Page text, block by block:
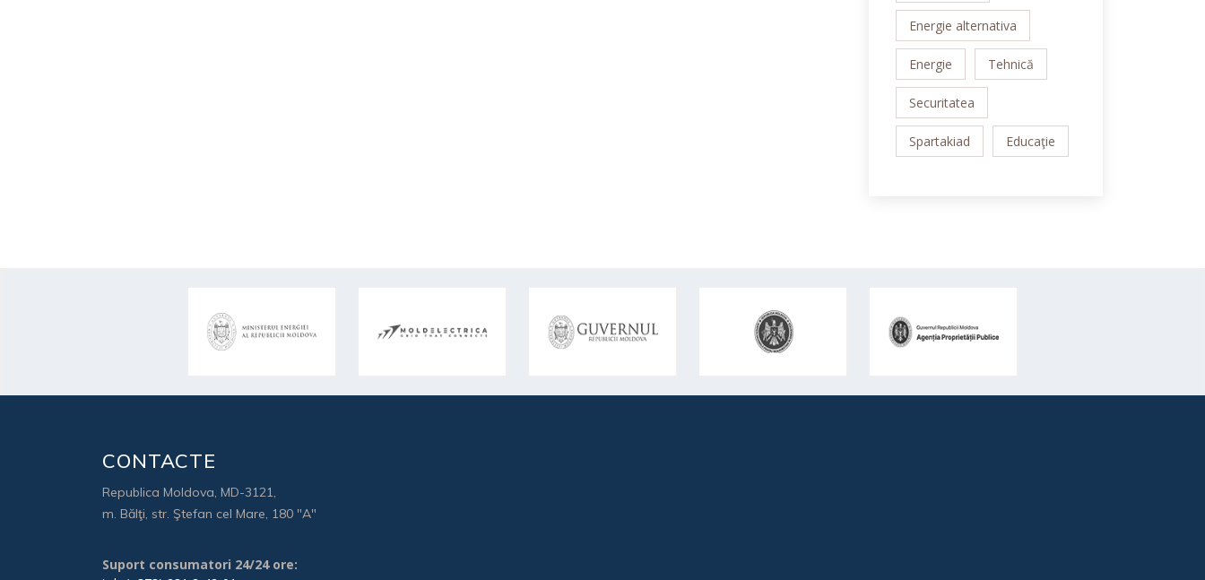
Energie alternativa
Energie Tehnică
Securitatea
Spartakiad Educaţie
CONTACTE
Republica Moldova, MD-3121,
m. Bălţi, str. Ştefan cel Mare, 180 "A"
Suport consumatori 24/24 ore: